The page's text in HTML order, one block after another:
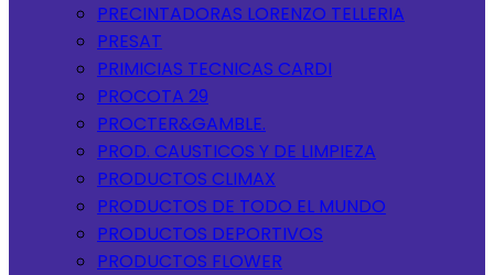
PRECINTADORAS LORENZO TELLERIA
PRESAT
PRIMICIAS TECNICAS CARDI
PROCOTA 29
PROCTER&GAMBLE.
PROD. CAUSTICOS Y DE LIMPIEZA
PRODUCTOS CLIMAX
PRODUCTOS DE TODO EL MUNDO
PRODUCTOS DEPORTIVOS
PRODUCTOS FLOWER